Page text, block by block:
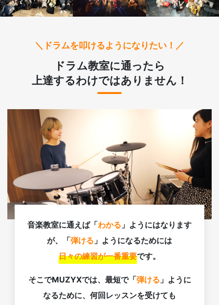
＼ドラムを叩けるようになりたい！／
ドラム教室に通ったら
上達するわけではありません！
音楽教室に通えば「わかる 」ようにはなります
が、「弾ける 」ようになるためには
日々の練習が一番重要です。
そこでMUZYXでは、最短で「弾ける 」ように
なるために、何回レッスンを受けても